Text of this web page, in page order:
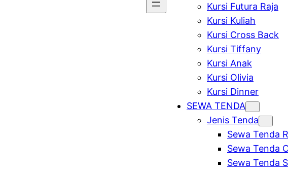
Kursi Futura Raja
Kursi Kuliah
Kursi Cross Back
Kursi Tiffany
Kursi Anak
Kursi Olivia
Kursi Dinner
SEWA TENDA
Jenis Tenda
Sewa Tenda
Sewa Tenda
Sewa Tenda